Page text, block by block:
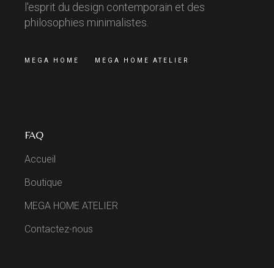
l'esprit du design contemporain et des
philosophies minimalistes.
MEGA HOME MEGA HOME ATELIER
FAQ
Accueil
Boutique
MEGA HOME ATELIER
Contactez-nous